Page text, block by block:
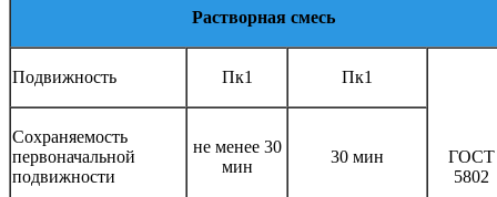
Растворная смесь
Подвижность Пк1 Пк1
ГОСТ
5802
Сохраняемость
первоначальной
подвижности
не менее 30
мин
30 мин